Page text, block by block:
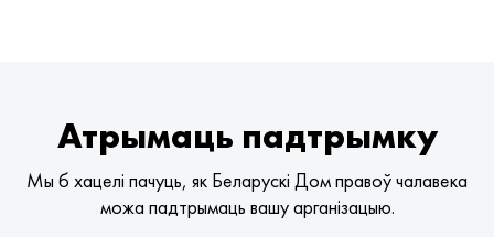
Атрымаць падтрымку
Мы б хацелі пачуць, як Беларускі Дом правоў чалавека
можа падтрымаць вашу арганізацыю.